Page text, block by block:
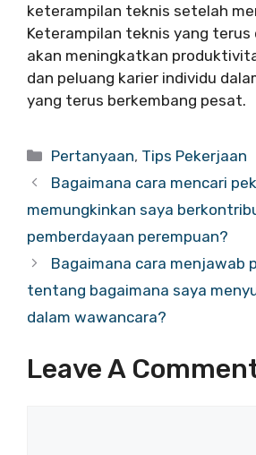
keterampilan teknis setelah
Keterampilan teknis yang
akan meningkatkan
dan peluang karier individu
yang terus berkembang pesat.
Categories
Pertanyaan, Tips Pekerjaan
Bagaimana cara mencari
memungkinkan saya
pemberdayaan perempuan?
Bagaimana cara menjawab
tentang bagaimana saya
dalam wawancara?
Leave A